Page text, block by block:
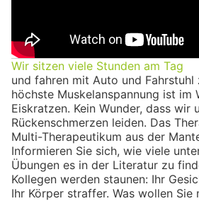
Wir sitzen viele Stunden am Tag
und fahren mit Auto und Fahrstuhl
höchste Muskelanspannung ist im
Eiskratzen. Kein Wunder, dass wir
Rückenschmerzen leiden. Das
Multi-Therapeutikum aus der
Informieren Sie sich, wie viele
Übungen es in der Literatur zu
Kollegen werden staunen: Ihr
Ihr Körper straffer. Was wollen Sie